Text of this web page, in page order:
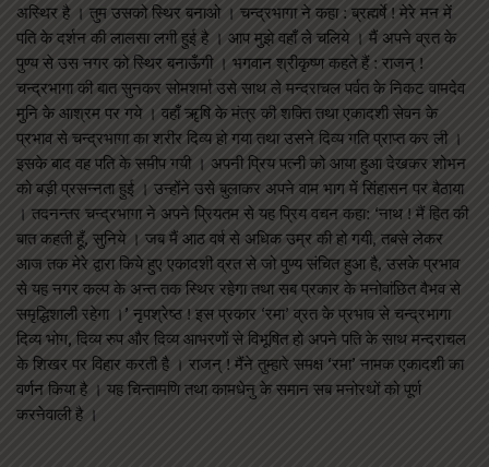
अस्थिर है । तुम उसको स्थिर बनाओ । चन्द्रभागा ने कहा : ब्रह्मर्षे ! मेरे मन में
पति के दर्शन की लालसा लगी हुई है । आप मुझे वहाँ ले चलिये । मैं अपने व्रत के
पुण्य से उस नगर को स्थिर बनाऊँगी । भगवान श्रीकृष्ण कहते हैं : राजन् !
चन्द्रभागा की बात सुनकर सोमशर्मा उसे साथ ले मन्दराचल पर्वत के निकट वामदेव
मुनि के आश्रम पर गये । वहाँ ॠषि के मंत्र की शक्ति तथा एकादशी सेवन के
प्रभाव से चन्द्रभागा का शरीर दिव्य हो गया तथा उसने दिव्य गति प्राप्त कर ली ।
इसके बाद वह पति के समीप गयी । अपनी प्रिय पत्नी को आया हुआ देखकर शोभन
को बड़ी प्रसन्नता हुई । उन्होंने उसे बुलाकर अपने वाम भाग में सिंहासन पर बैठाया
। तदनन्तर चन्द्रभागा ने अपने प्रियतम से यह प्रिय वचन कहा: ‘नाथ ! मैं हित की
बात कहती हूँ, सुनिये । जब मैं आठ वर्ष से अधिक उम्र की हो गयी, तबसे लेकर
आज तक मेरे द्वारा किये हुए एकादशी व्रत से जो पुण्य संचित हुआ है, उसके प्रभाव
से यह नगर कल्प के अन्त तक स्थिर रहेगा तथा सब प्रकार के मनोवांछित वैभव से
समृद्धिशाली रहेगा ।’ नृपश्रेष्ठ ! इस प्रकार ‘रमा’ व्रत के प्रभाव से चन्द्रभागा
दिव्य भोग, दिव्य रुप और दिव्य आभरणों से विभूषित हो अपने पति के साथ मन्दराचल
के शिखर पर विहार करती है । राजन् ! मैंने तुम्हारे समक्ष ‘रमा’ नामक एकादशी का
वर्णन किया है । यह चिन्तामणि तथा कामधेनु के समान सब मनोरथों को पूर्ण
करनेवाली है ।